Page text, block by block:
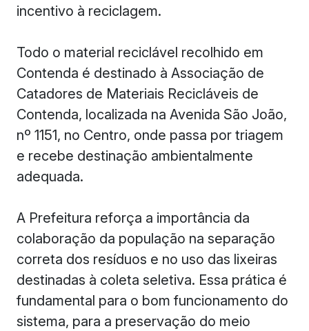
incentivo à reciclagem.
Todo o material reciclável recolhido em
Contenda é destinado à Associação de
Catadores de Materiais Recicláveis de
Contenda, localizada na Avenida São João,
nº 1151, no Centro, onde passa por triagem
e recebe destinação ambientalmente
adequada.
A Prefeitura reforça a importância da
colaboração da população na separação
correta dos resíduos e no uso das lixeiras
destinadas à coleta seletiva. Essa prática é
fundamental para o bom funcionamento do
sistema, para a preservação do meio